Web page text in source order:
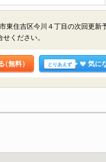
東住吉区今川４丁目の次回更新
ください。
（無料） とりあえず 気に